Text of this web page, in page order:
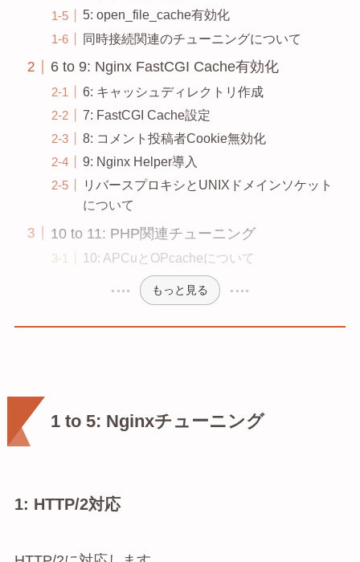
5: open_file_cache有効化
同時接続関連のチューニングについて
6 to 9: Nginx FastCGI Cache有効化
6: キャッシュディレクトリ作成
7: FastCGI Cache設定
8: コメント投稿者Cookie無効化
9: Nginx Helper導入
リバースプロキシとUNIXドメインソケット
について
10 to 11: PHP関連チューニング
10: APCuとOPcacheについて
もっと見る
1 to 5: Nginxチューニング
1: HTTP/2対応